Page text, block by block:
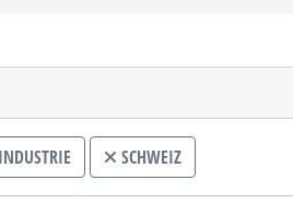
SCHWEIZ